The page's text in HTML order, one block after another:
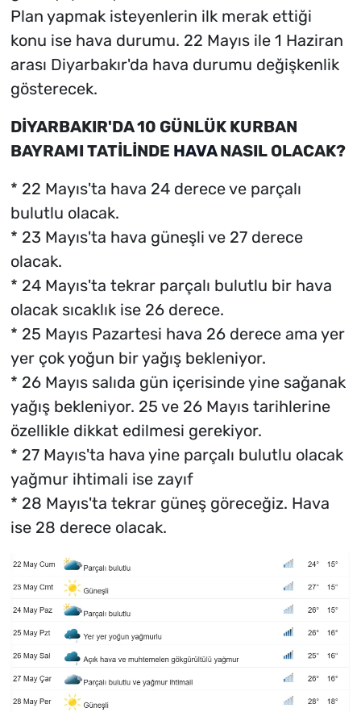
Plan yapmak isteyenlerin ilk merak ettiği
konu ise hava durumu. 22 Mayıs ile 1 Haziran
arası Diyarbakır'da hava durumu değişkenlik
gösterecek.
DİYARBAKIR'DA 10 GÜNLÜK KURBAN
BAYRAMI TATİLİNDE HAVANASIL OLACAK?
* 22 Mayıs'ta hava 24 derece ve parçalı
bulutlu olacak.
* 23 Mayıs'ta hava güneşli ve 27 derece
olacak.
* 24 Mayıs'ta tekrar parçalı bulutlu bir hava
olacak sıcaklık ise 26 derece.
* 25 Mayıs Pazartesi hava 26 derece ama yer
yer çok yoğun bir yağış bekleniyor.
* 26 Mayıs salıda gün içerisinde yine sağanak
yağış bekleniyor. 25 ve 26 Mayıs tarihlerine
özellikle dikkat edilmesi gerekiyor.
* 27 Mayıs'ta hava yine parçalı bulutlu olacak
yağmur ihtimali ise zayıf
* 28 Mayıs'ta tekrar güneş göreceğiz. Hava
ise 28 derece olacak.